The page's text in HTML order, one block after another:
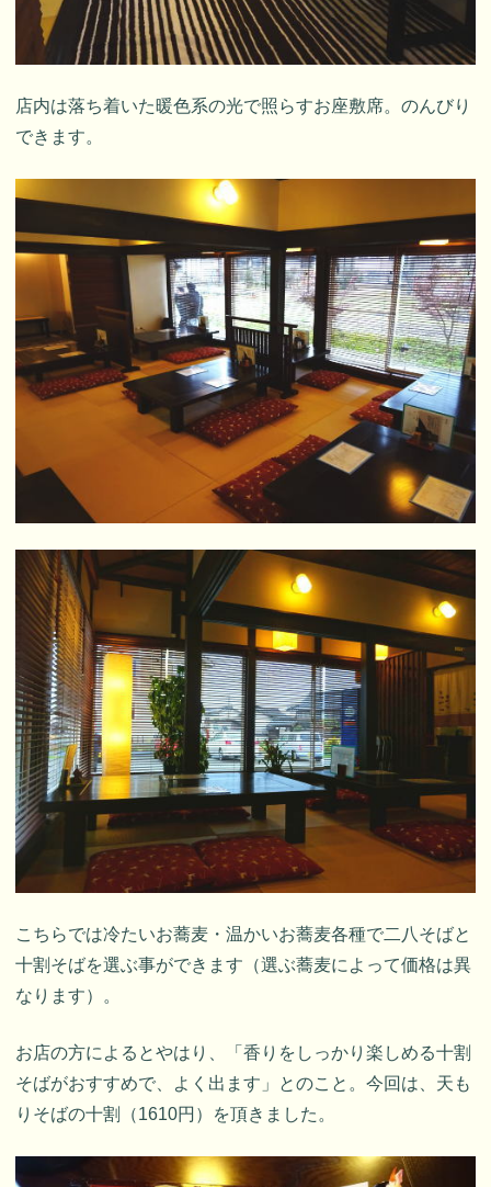
店内は落ち着いた暖色系の光で照らすお座敷席。のんびり
できます。
こちらでは冷たいお蕎麦・温かいお蕎麦各種で二八そばと
十割そばを選ぶ事ができます（選ぶ蕎麦によって価格は異
なります）。
お店の方によるとやはり、「香りをしっかり楽しめる十割
そばがおすすめで、よく出ます」とのこと。今回は、天も
りそばの十割（1610円）を頂きました。